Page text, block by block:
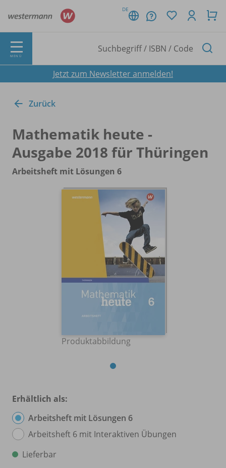
DE
MENÜ
Jetzt zum Newsletter anmelden!
Zurück
Mathematik heute -
Ausgabe 2018 für Thüringen
Arbeitsheft mit Lösungen 6
Produktabbildung
Erhältlich als:
Arbeitsheft mit Lösungen 6
Arbeitsheft 6 mit Interaktiven Übungen
Lieferbar